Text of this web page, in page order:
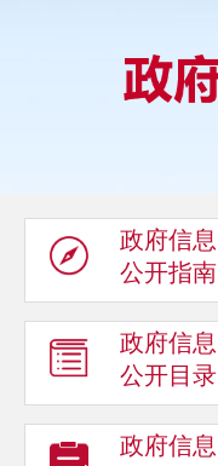
政府信息
公开指南
政府信息
公开目录
政府信息